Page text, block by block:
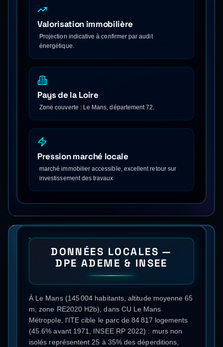
Valorisation immobilière
Projection indicative à confirmer par audit
énergétique.
Pays de la Loire
Zone couverte : Le Mans, département 72.
Pression marché locale
marché immobilier accessible, excellent retour sur
investissement des travaux
DONNÉES LOCALES —
DPE ADEME & INSEE
À Le Mans (145 004 habitants, altitude moyenne 65
m, zone RE2020 H2b), dans CU Le Mans
Métropole, l'ITE cible le parc de 84 817 logements
(45.6% avant 1971, INSEE RP 2022) : murs non
isolés représentent 25 à 35% des déperditions,